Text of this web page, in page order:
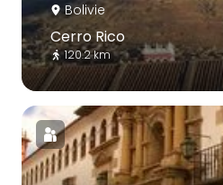
Bolivie
Cerro Rico
120.2 km